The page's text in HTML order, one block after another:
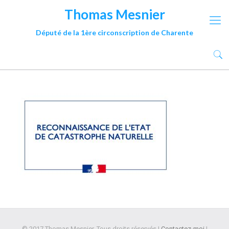
Thomas Mesnier
Député de la 1ère circonscription de Charente